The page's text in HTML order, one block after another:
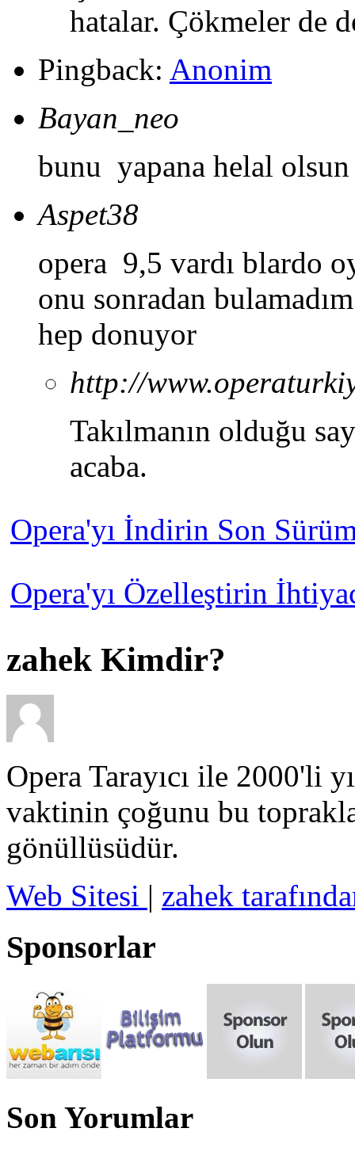
hatalar. Çökmeler de
Pingback: Anonim
Bayan_neo
bunu yapana helal olsun
Aspet38
opera 9,5 vardı blardo
onu sonradan
hep donuyor
http://
Takılmanın olduğu
acaba.
Opera'yı İndirin Son
Opera'yı Özelleştirin
zahek Kimdir?
Opera Tarayıcı ile 2000'li
vaktinin çoğunu bu
gönüllüsüdür.
Web Sitesi | zahek
Sponsorlar
Son Yorumlar